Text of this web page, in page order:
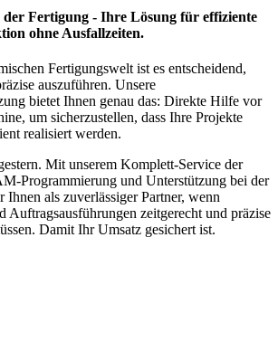
der Fertigung - Ihre Lösung für effiziente
ohne Ausfallzeiten.
Fertigungswelt ist es entscheidend,
auszuführen. Unsere
bietet Ihnen genau das: Direkte Hilfe vor
um sicherzustellen, dass Ihre Projekte
realisiert werden.
Mit unserem Komplett-Service der
Programmierung und Unterstützung bei der
als zuverlässiger Partner, wenn
Auftragsausführungen zeitgerecht und präzise
Damit Ihr Umsatz gesichert ist.